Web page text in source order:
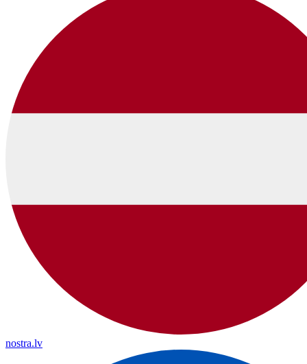
nostra.lv